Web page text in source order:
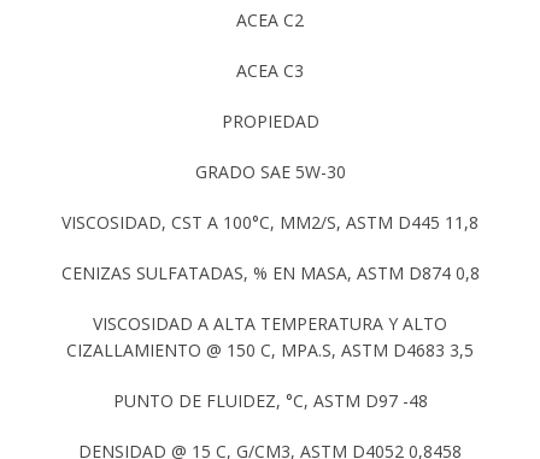
ACEA C2
ACEA C3
PROPIEDAD
GRADO SAE 5W-30
VISCOSIDAD, CST A 100°C, MM2/S, ASTM D445 11,8
CENIZAS SULFATADAS, % EN MASA, ASTM D874 0,8
VISCOSIDAD A ALTA TEMPERATURA Y ALTO
CIZALLAMIENTO @ 150 C, MPA.S, ASTM D4683 3,5
PUNTO DE FLUIDEZ, °C, ASTM D97 -48
DENSIDAD @ 15 C, G/CM3, ASTM D4052 0,8458